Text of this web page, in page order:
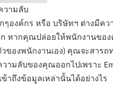
วามลับ
ๆองค์กร หรือ บริษัทฯ ต่างมีค
หากคุณปล่อยให้พนักงานของคุ
วของพนักงานเอง) คุณจะสาร
ามลับของคุณออกไปเพราะ
าถึงข้อมูลเหล่านั้นได้อย่างไร